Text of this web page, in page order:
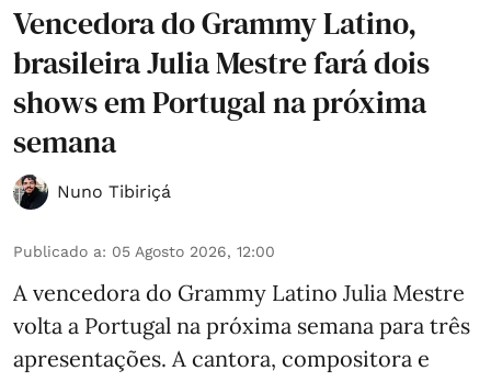
Vencedora do Grammy Latino,
brasileira Julia Mestre fará dois
shows em Portugal na próxima
semana
Nuno Tibiriçá
Publicado a: 05 Agosto 2026, 12:00
A vencedora do Grammy Latino Julia Mestre
volta a Portugal na próxima semana para três
apresentações. A cantora, compositora e